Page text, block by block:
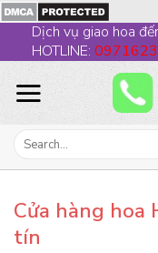
to
content
Dịch vụ giao hoa
HOTLINE:
Search
Cửa hàng hoa
tín